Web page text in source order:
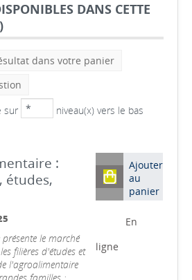
DANS CETTE
)
dans votre panier
sur
niveau(x) vers le bas
:
études,
présente le marché
filières d'études et
l'agroalimentaire
Ajouter
au
panier
En
ligne